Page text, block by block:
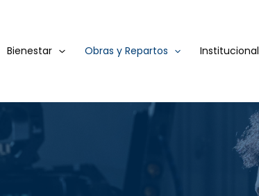
Bienestar Obras y Repartos Institucional